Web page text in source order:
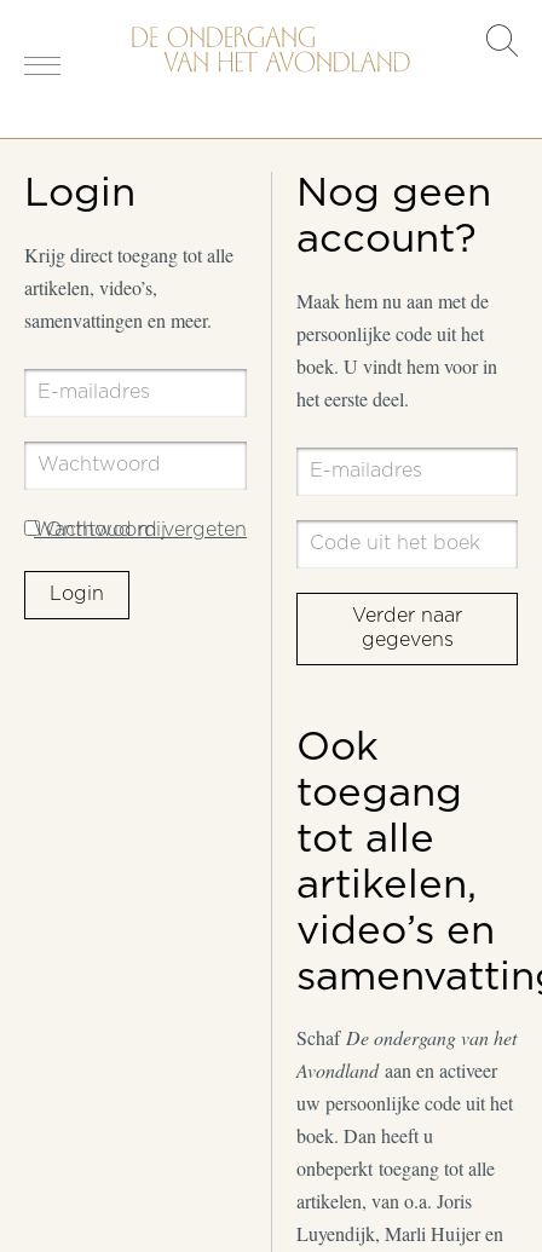
Login
Krijg direct toegang tot alle
artikelen, video’s,
samenvattingen en meer.
Wachtwoord vergeten
Onthoud mij
Login
Nog geen
account?
Maak hem nu aan met de
persoonlijke code uit het
boek. U vindt hem voor in
het eerste deel.
Verder naar
gegevens
Ook
toegang
tot alle
artikelen,
video’s en
Schaf De ondergang van het
Avondlandaan en activeer
uw persoonlijke code uit het
boek. Dan heeft u
onbeperkt toegang tot alle
artikelen, van o.a. Joris
Luyendijk, Marli Huijer en